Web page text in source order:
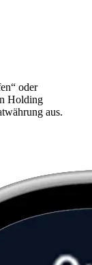
oder
Holding
aus.